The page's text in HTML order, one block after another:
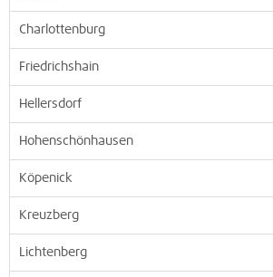
Charlottenburg
Friedrichshain
Hellersdorf
Hohenschönhausen
Köpenick
Kreuzberg
Lichtenberg